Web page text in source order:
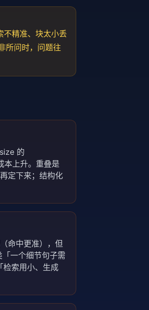
精准、块太小丢
所问时，问题往
的
本上升。重叠是
定下来；结构化
命中更准），但
一个细节句子需
检索用小、生成